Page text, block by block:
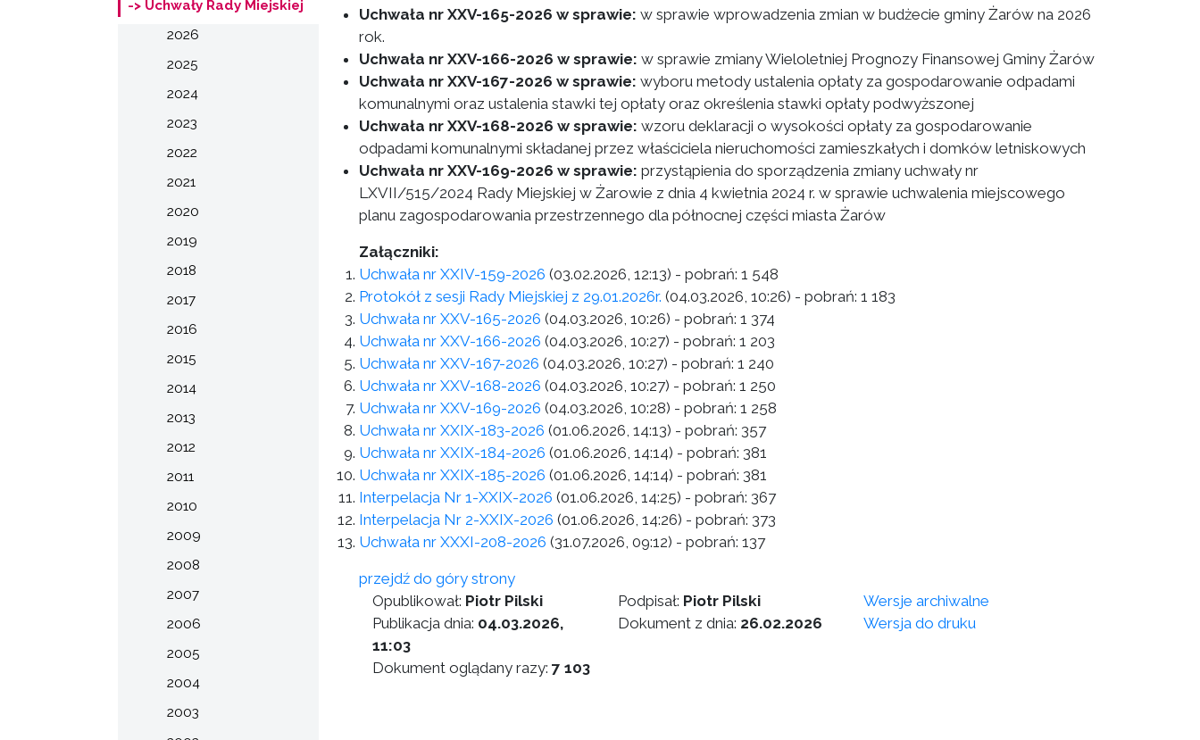
-> Uchwały Rady Miejskiej
2026
2025
2024
2023
2022
2021
2020
2019
2018
2017
2016
2015
2014
2013
2012
2011
2010
2009
2008
2007
2006
2005
2004
2003
Uchwała nr XXV-165-2026 w sprawie: w sprawie wprowadzenia zmian w budżecie gminy Żarów na 2026
rok.
Uchwała nr XXV-166-2026 w sprawie: w sprawie zmiany Wieloletniej Prognozy Finansowej Gminy Żarów
Uchwała nr XXV-167-2026 w sprawie: wyboru metody ustalenia opłaty za gospodarowanie odpadami
komunalnymi oraz ustalenia stawki tej opłaty oraz określenia stawki opłaty podwyższonej
Uchwała nr XXV-168-2026 w sprawie: wzoru deklaracji o wysokości opłaty za gospodarowanie
odpadami komunalnymi składanej przez właściciela nieruchomości zamieszkałych i domków letniskowych
Uchwała nr XXV-169-2026 w sprawie: przystąpienia do sporządzenia zmiany uchwały nr
LXVII/515/2024 Rady Miejskiej w Żarowie z dnia 4 kwietnia 2024 r. w sprawie uchwalenia miejscowego
planu zagospodarowania przestrzennego dla północnej części miasta Żarów
Załączniki:
Uchwała nr XXIV-159-2026 (03.02.2026, 12:13) - pobrań: 1 548
Protokół z sesji Rady Miejskiej z 29.01.2026r. (04.03.2026, 10:26) - pobrań: 1 183
Uchwała nr XXV-165-2026 (04.03.2026, 10:26) - pobrań: 1 374
Uchwała nr XXV-166-2026 (04.03.2026, 10:27) - pobrań: 1 203
Uchwała nr XXV-167-2026 (04.03.2026, 10:27) - pobrań: 1 240
Uchwała nr XXV-168-2026 (04.03.2026, 10:27) - pobrań: 1 250
Uchwała nr XXV-169-2026 (04.03.2026, 10:28) - pobrań: 1 258
Uchwała nr XXIX-183-2026 (01.06.2026, 14:13) - pobrań: 357
Uchwała nr XXIX-184-2026 (01.06.2026, 14:14) - pobrań: 381
Uchwała nr XXIX-185-2026 (01.06.2026, 14:14) - pobrań: 381
Interpelacja Nr 1-XXIX-2026 (01.06.2026, 14:25) - pobrań: 367
Interpelacja Nr 2-XXIX-2026 (01.06.2026, 14:26) - pobrań: 373
Uchwała nr XXXI-208-2026 (31.07.2026, 09:12) - pobrań: 137
przejdź do góry strony
Opublikował: Piotr Pilski
Publikacja dnia: 04.03.2026,
11:03
Dokument oglądany razy: 7 103
Podpisał: Piotr Pilski
Dokument z dnia: 26.02.2026
Wersje archiwalne
Wersja do druku